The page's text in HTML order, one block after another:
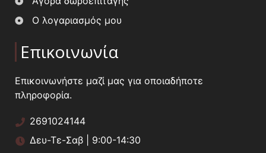
Ο λογαριασμός μου
Επικοινωνία
Επικοινωνήστε μαζί μας για οποιαδήποτε
πληροφορία.
2691024144
Δευ-Τε-Σαβ | 9:00-14:30